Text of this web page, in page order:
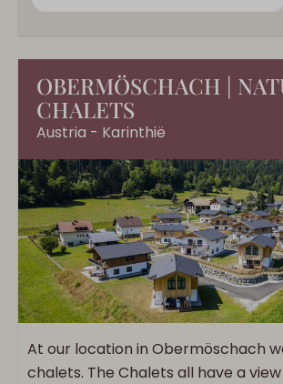
OBERMÖSCHACH |
CHALETS
Austria - Karinthië
At our location in Obermöschach
chalets. The Chalets all have a